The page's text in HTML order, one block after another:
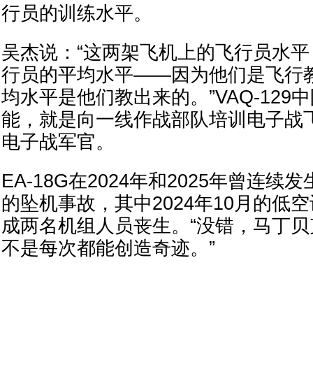
行员的训练水平。
吴杰说：“这两架飞机上的飞行员水
行员的平均水平——因为他们是飞行
均水平是他们教出来的。”VAQ-129
能，就是向一线作战部队培训电子战
电子战军官。
EA-18G在2024年和2025年曾连续发
的坠机事故，其中2024年10月的低
成两名机组人员丧生。“没错，马丁
不是每次都能创造奇迹。”